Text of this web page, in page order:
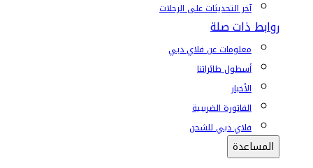
آخر التحديثات على الرحلات
روابط ذات صلة
معلومات عن فلاي دبي
أسطول طائراتنا
الأخبار
الفاتورة الضريبية
فلاي دبي للشحن
المساعدة